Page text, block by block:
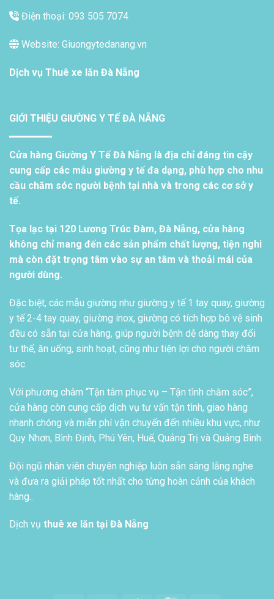
Điện thoại: 093 505 7074
Website: Giuongytedanang.vn
Dịch vụ Thuê xe lăn Đà Nẵng
GIỚI THIỆU GIƯỜNG Y TẾ ĐÀ NẴNG
Cửa hàng Giường Y Tế Đà Nẵng là địa chỉ đáng tin cậy
cung cấp các mẫu giường y tế đa dạng, phù hợp cho nhu
cầu chăm sóc người bệnh tại nhà và trong các cơ sở y
tế.
Tọa lạc tại 120 Lương Trúc Đàm, Đà Nẵng, cửa hàng
không chỉ mang đến các sản phẩm chất lượng, tiện nghi
mà còn đặt trọng tâm vào sự an tâm và thoải mái của
người dùng.
Đặc biệt, các mẫu giường như giường y tế 1 tay quay, giường
y tế 2-4 tay quay, giường inox, giường có tích hợp bô vệ sinh
đều có sẵn tại cửa hàng, giúp người bệnh dễ dàng thay đổi
tư thế, ăn uống, sinh hoạt, cũng như tiện lợi cho người chăm
sóc.
Với phương châm “Tận tâm phục vụ – Tận tình chăm sóc”,
cửa hàng còn cung cấp dịch vụ tư vấn tận tình, giao hàng
nhanh chóng và miễn phí vận chuyển đến nhiều khu vực, như
Quy Nhơn, Bình Định, Phú Yên, Huế, Quảng Trị và Quảng Bình.
Đội ngũ nhân viên chuyên nghiệp luôn sẵn sàng lắng nghe
và đưa ra giải pháp tốt nhất cho từng hoàn cảnh của khách
hàng..
Dịch vụ thuê xe lăn tại Đà Nẵng